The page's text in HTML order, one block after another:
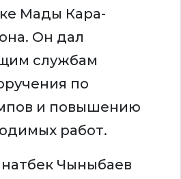
Мады Кара-
Он дал
службам
по
и повышению
работ.
Чыныбаев